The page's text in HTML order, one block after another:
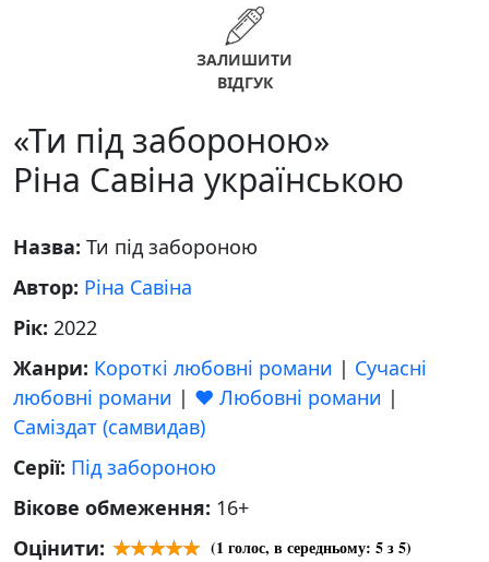
ЗАЛИШИТИ
ВІДГУК
«Ти під забороною»
Ріна Савіна українською
Назва: Ти під забороною
Автор: Ріна Савіна
Рік: 2022
Жанри: Короткі любовні романи | Сучасні
любовні романи | ❤️ Любовні романи |
Саміздат (самвидав)
Серії: Під забороною
Вікове обмеження: 16+
Оцінити:
(1 голос, в середньому: 5з 5)